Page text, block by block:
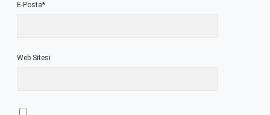
E-Posta*
Web Sitesi